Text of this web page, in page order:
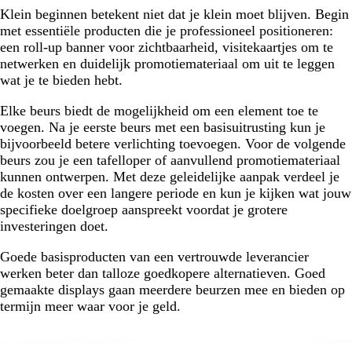
Klein beginnen betekent niet dat je klein moet blijven. Begin
met essentiële producten die je professioneel positioneren:
een roll-up banner voor zichtbaarheid, visitekaartjes om te
netwerken en duidelijk promotiemateriaal om uit te leggen
wat je te bieden hebt.
Elke beurs biedt de mogelijkheid om een element toe te
voegen. Na je eerste beurs met een basisuitrusting kun je
bijvoorbeeld betere verlichting toevoegen. Voor de volgende
beurs zou je een tafelloper of aanvullend promotiemateriaal
kunnen ontwerpen. Met deze geleidelijke aanpak verdeel je
de kosten over een langere periode en kun je kijken wat jouw
specifieke doelgroep aanspreekt voordat je grotere
investeringen doet.
Goede basisproducten van een vertrouwde leverancier
werken beter dan talloze goedkopere alternatieven. Goed
gemaakte displays gaan meerdere beurzen mee en bieden op
termijn meer waar voor je geld.